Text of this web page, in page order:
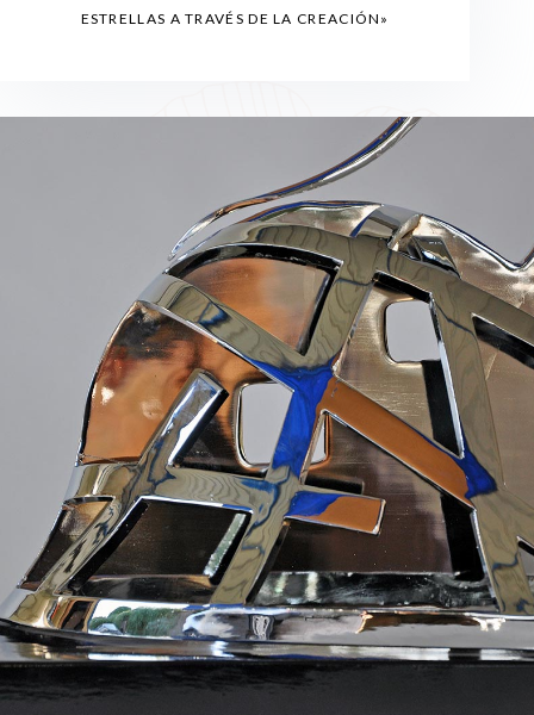
ESTRELLAS A TRAVÉS DE LA CREACIÓN»